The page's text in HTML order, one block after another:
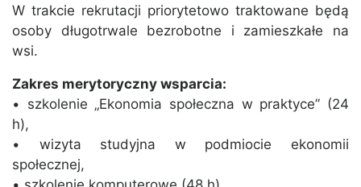
W trakcie rekrutacji priorytetowo traktowane będą
osoby długotrwale bezrobotne i zamieszkałe na
wsi.
Zakres merytoryczny wsparcia:
• szkolenie „Ekonomia społeczna w praktyce” (24
h),
• wizyta studyjna w podmiocie ekonomii
społecznej,